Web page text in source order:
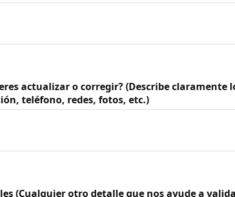
actualizar o corregir? (Describe claramente
teléfono, redes, fotos, etc.)
(Cualquier otro detalle que nos ayude a